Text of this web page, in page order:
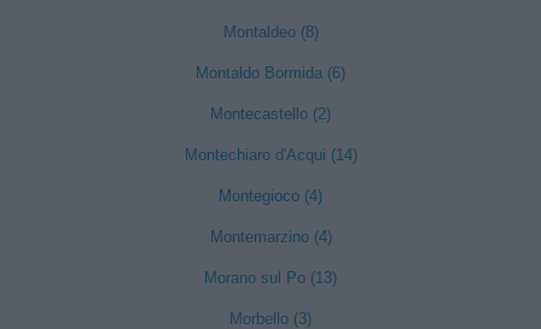
Montaldeo (8)
Montaldo Bormida (6)
Montecastello (2)
Montechiaro d'Acqui (14)
Montegioco (4)
Montemarzino (4)
Morano sul Po (13)
Morbello (3)